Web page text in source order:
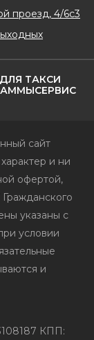
ТАКСИ
СЕРВИС
проезд, 4/6с3
сайт
и ни
офертой,
указаны с
условии
и
КПП: